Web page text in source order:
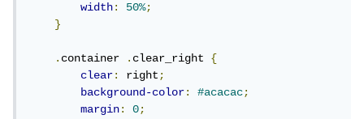
width: 50%;
}
.container .clear_right {
clear: right;
background-color: #acacac;
margin: 0;